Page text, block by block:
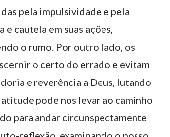
pela impulsividade e pela
cautela em suas ações,
o rumo. Por outro lado, os
o certo do errado e evitam
e reverência a Deus, lutando
pode nos levar ao caminho
para andar circunspectamente